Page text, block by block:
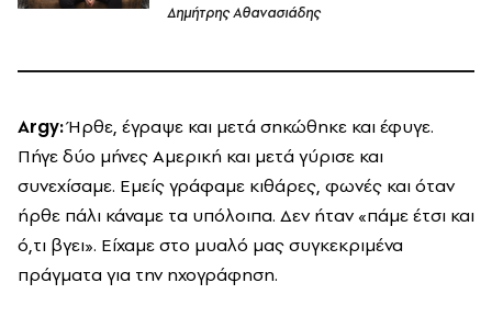
Δημήτρης Αθανασιάδης
Argy:Ήρθε, έγραψε και μετά σηκώθηκε και έφυγε.
Πήγε δύο μήνες Αμερική και μετά γύρισε και
συνεχίσαμε. Εμείς γράφαμε κιθάρες, φωνές και όταν
ήρθε πάλι κάναμε τα υπόλοιπα. Δεν ήταν «πάμε έτσι και
ό,τι βγει». Είχαμε στο μυαλό μας συγκεκριμένα
πράγματα για την ηχογράφηση.